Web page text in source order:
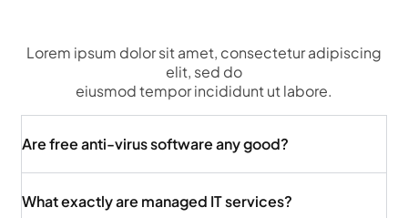
Lorem ipsum dolor sit amet, consectetur adipiscing
elit, sed do
eiusmod tempor incididunt ut labore.
Are free anti-virus software any good?
What exactly are managed IT services?